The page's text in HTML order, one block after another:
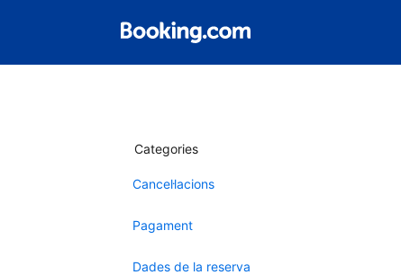
Categories
Cancel·lacions
Pagament
Dades de la reserva